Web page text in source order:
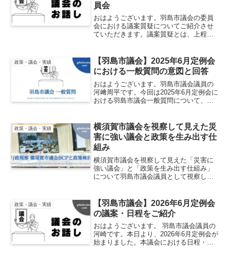
員会
おはようございます。羽島市議会の委員
会における議案質疑についてご紹介させ
ていただきます。議案質疑とは、上程さ
案件についてはより深堀して質疑を行う
こととなります。質問の詳...
政策・議会・実績
【羽島市議会】2025年6月定例会
における一般質問の意図と回答
おはようございます。羽島市議会議員の
河﨑周平です。今回は2025年6月定例会に
おける羽島市議会一般質問について、質
ための一歩として是非ともご一読くださ
い。標題1：幼保小...
政策・議会・実績
横須賀市議会を視察して見えた災
害に強い議会と政策を生み出す仕
組み
横須賀市議会を視察して見えた「災害に
強い議会」と「政策を生み出す仕組み」
について羽島市議会議員として視察した
政策・議会・実績
【羽島市議会】2026年6月定例会
の議案・日程をご紹介
おはようございます。 羽島市議会議員の
河崎です。本日より、2026年6月定例会が
始まりました。本議会における日程・議